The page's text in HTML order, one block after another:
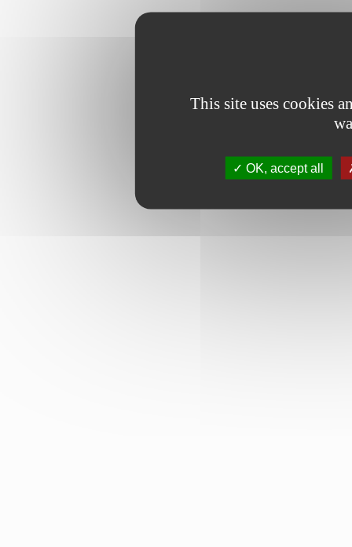
This site uses cookies
OK, accept all